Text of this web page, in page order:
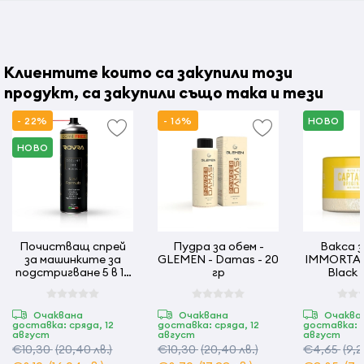
Клиентите които са закупили този
продукт, са закупили също така и тези
- 22%
НОВО
Почистващ спрей
за машинките за
подстригване 5 в 1 -
Очаквана
доставка: сряда, 12
август
€10,30(20,40 лв.)
- 16%
Пудра за обем -
GLEMEN - Damas - 20
гр
Очаквана
доставка: сряда, 12
август
€10,30(20,40 лв.)
НОВО
Вакса
Black
доставка:
август
€4,65